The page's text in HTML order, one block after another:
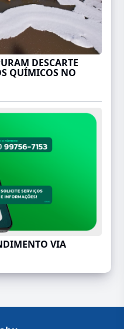
DESCARTE
QUÍMICOS NO
VIA